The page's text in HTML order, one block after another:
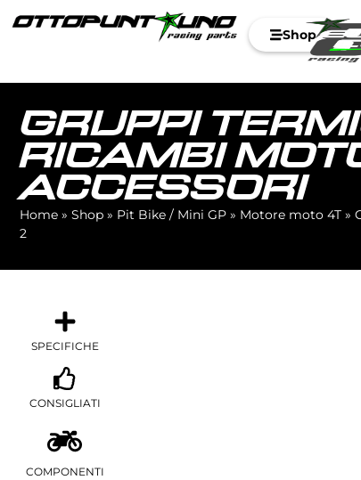
Shop
GRUPPI
RICAMBI
ACCESSORI
Home » Shop » Pit Bike / Mini GP » Motore moto 4T »
2
SPECIFICHE
CONSIGLIATI
COMPONENTI